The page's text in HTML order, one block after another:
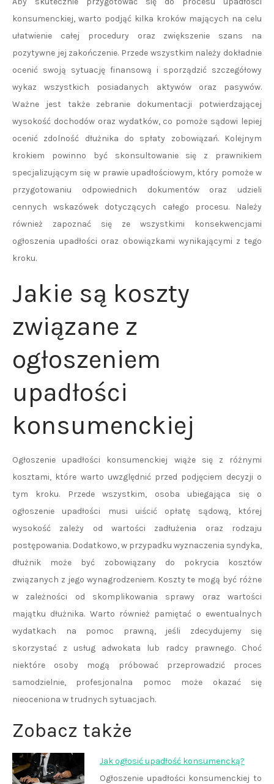
konsumenckiej, warto podjąć kilka kroków mających na celu
ułatwienie całej procedury oraz zwiększenie szans na
pozytywne jej zakończenie. Przede wszystkim należy dokładnie
ocenić swoją sytuację finansową i sporządzić szczegółowy
wykaz wszystkich posiadanych aktywów oraz pasywów.
Ważne jest także zebranie dokumentacji potwierdzającej
wysokość dochodów oraz wydatków, co pomoże sądowi lepiej
ocenić zdolność dłużnika do spłaty zobowiązań. Kolejnym
krokiem powinno być skonsultowanie się z prawnikiem
specjalizującym się w prawie upadłościowym, który pomoże w
przygotowaniu odpowiednich dokumentów oraz udzieli
cennych wskazówek dotyczących całego procesu. Należy
również zapoznać się ze wszystkimi konsekwencjami
ogłoszenia upadłości oraz obowiązkami wynikającymi z tego
kroku.
Jakie są koszty
związane z
ogłoszeniem
upadłości
konsumenckiej
Ogłoszenie upadłości konsumenckiej wiąże się z różnymi
kosztami, które warto uwzględnić przed podjęciem decyzji o
tym kroku. Przede wszystkim, osoba ubiegająca się o
ogłoszenie upadłości musi uiścić opłatę sądową, której
wysokość zależy od wartości zadłużenia oraz rodzaju
postępowania. Dodatkowo, w przypadku wyznaczenia syndyka,
dłużnik może być zobowiązany do pokrycia kosztów
związanych z jego wynagrodzeniem. Koszty te mogą być różne
w zależności od skomplikowania sprawy oraz wartości
majątku dłużnika. Warto również pamiętać o ewentualnych
wydatkach na pomoc prawną, jeśli zdecydujemy się
skorzystać z usług adwokata lub radcy prawnego. Choć
niektóre osoby mogą próbować przeprowadzić proces
samodzielnie, profesjonalna pomoc może okazać się
nieoceniona w trudnych sytuacjach.
Zobacz także
Jak ogłosić upadłość konsumencką?
Ogłoszenie upadłości konsumenckiej to